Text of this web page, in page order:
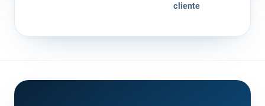
cliente